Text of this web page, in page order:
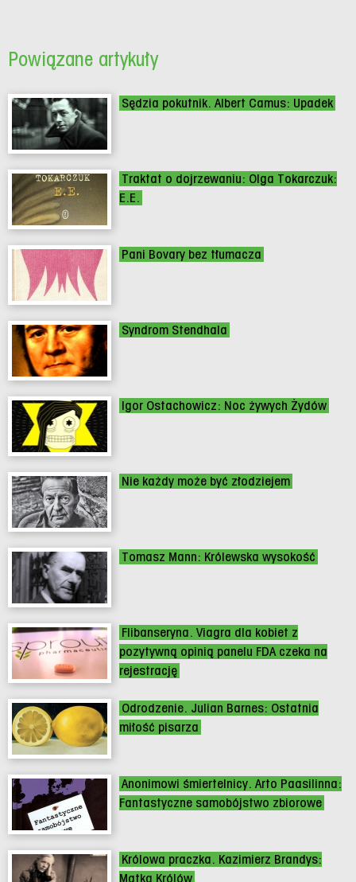
Powiązane artykuły
Sędzia pokutnik. Albert Camus: Upadek
Traktat o dojrzewaniu: Olga Tokarczuk:
E.E.
Pani Bovary bez tłumacza
Syndrom Stendhala
Igor Ostachowicz: Noc żywych Żydów
Nie każdy może być złodziejem
Tomasz Mann: Królewska wysokość
Flibanseryna. Viagra dla kobiet z
pozytywną opinią panelu FDA czeka na
rejestrację
Odrodzenie. Julian Barnes: Ostatnia
miłość pisarza
Anonimowi śmiertelnicy. Arto Paasilinna:
Fantastyczne samobójstwo zbiorowe
Królowa praczka. Kazimierz Brandys:
Matka Królów